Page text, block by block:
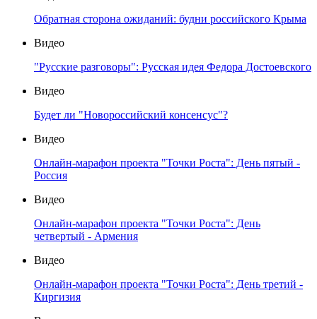
Обратная сторона ожиданий: будни российского Крыма
Видео
"Русские разговоры": Русская идея Федора Достоевского
Видео
Будет ли "Новороссийский консенсус"?
Видео
Онлайн-марафон проекта "Точки Роста": День пятый -
Россия
Видео
Онлайн-марафон проекта "Точки Роста": День
четвертый - Армения
Видео
Онлайн-марафон проекта "Точки Роста": День третий -
Киргизия